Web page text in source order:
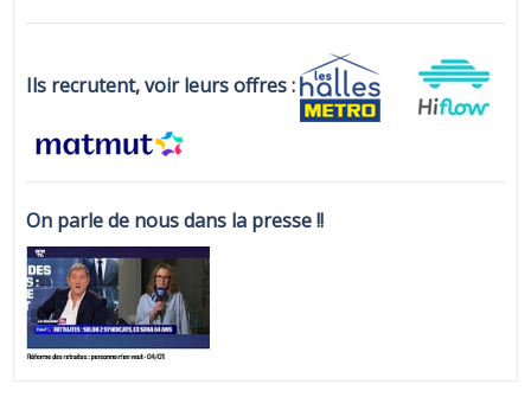
Ils recrutent, voir leurs offres :
On parle de nous dans la presse !!